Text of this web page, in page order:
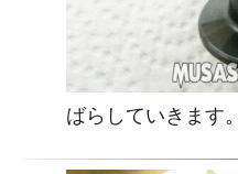
ばらしていきます。